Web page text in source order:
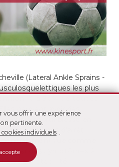
(Lateral Ankle Sprains -
les plus
Elles peuvent avoir des
pour le sportif blessé en
et de temps d’arrêt
vue comme
des
àune instabilité
vous offrir une expérience
pertinente.
cookies individuels .